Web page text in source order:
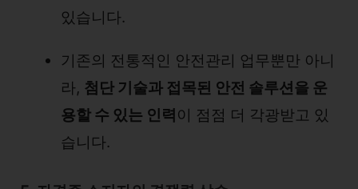
있습니다.
기존의 전통적인 안전관리 업무뿐만 아니
라, 첨단 기술과 접목된 안전 솔루션을 운
용할 수 있는 인력이 점점 더 각광받고 있
습니다.